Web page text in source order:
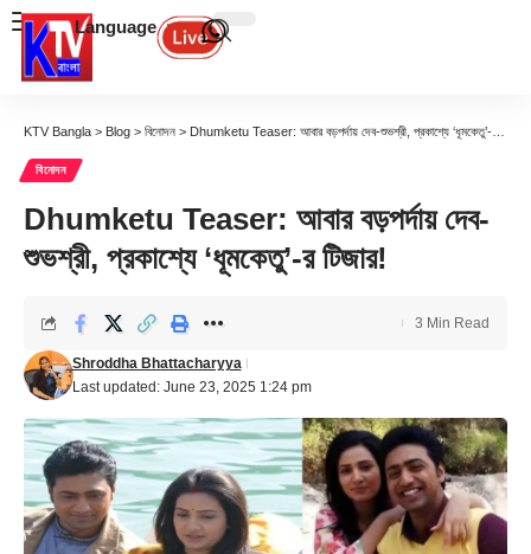
Language
KTV Bangla > Blog > বিনোদন > Dhumketu Teaser: আবার বড়পর্দায় দেব-শুভশ্রী, প্রকাশ্যে ‘ধূমকেতু’-র টিজার!
বিনোদন
Dhumketu Teaser: আবার বড়পর্দায় দেব-
শুভশ্রী, প্রকাশ্যে ‘ধূমকেতু’-র টিজার!
Last updated: June 23, 2025 1:24 pm
Shroddha Bhattacharyya
3 Min Read